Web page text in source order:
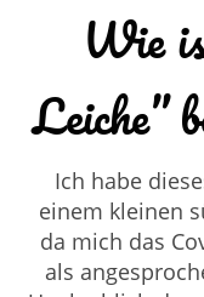
Wie
Leiche”
Ich habe
einem kleinen
da mich das
als